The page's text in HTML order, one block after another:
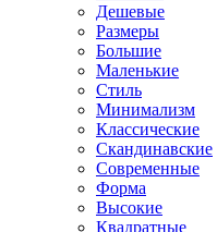
Дешевые
Размеры
Большие
Маленькие
Стиль
Минимализм
Классические
Скандинавские
Современные
Форма
Высокие
Квадратные